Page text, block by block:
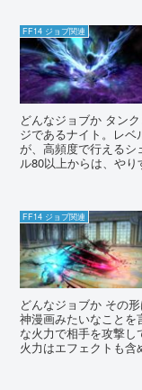
FF14 ジョブ関連
どんなジョブか タン
ジであるナイト。レ
が、高頻度で行える
ル80以上からは、や
FF14 ジョブ関連
どんなジョブか その
神漫画みたいなことを
な火力で相手を攻撃
火力はエフェクトも